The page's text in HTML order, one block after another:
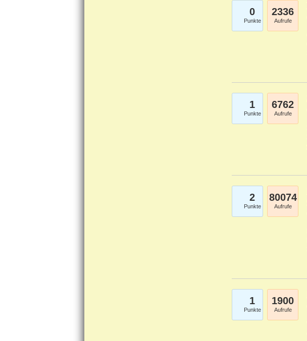
0
Punkte
2336
Aufrufe
1
Punkte
6762
Aufrufe
2
Punkte
80074
Aufrufe
1
Punkte
1900
Aufrufe